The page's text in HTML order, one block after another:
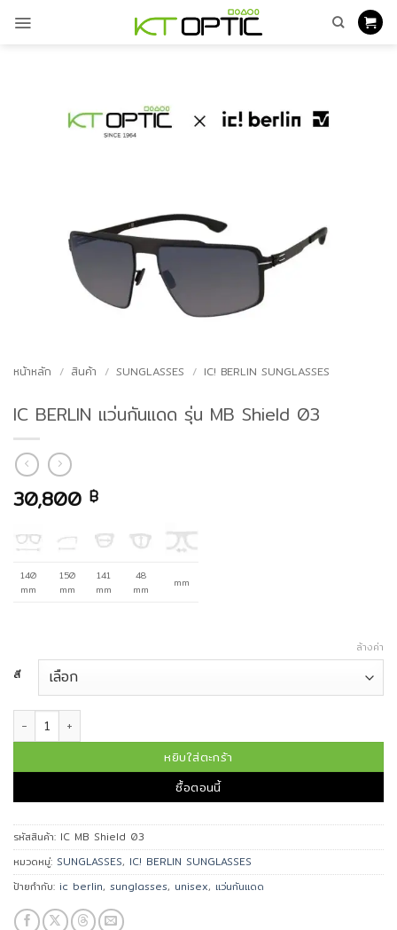
หน้าหลัก / สินค้า / SUNGLASSES / IC! BERLIN SUNGLASSES
IC BERLIN แว่นกันแดด รุ่น MB Shield 03
30,800 ฿
140
mm
150
mm
141
mm
48
mm
mm
สี
ล้างค่า
จำนวน IC BERLIN แว่นกันแดด รุ่น MB Shield 03 ชิ้น
หยิบใส่ตะกร้า
ซื้อตอนนี้
รหัสสินค้า: IC MB Shield 03
หมวดหมู่: SUNGLASSES, IC! BERLIN SUNGLASSES
ป้ายกำกับ: ic berlin, sunglasses, unisex, แว่นกันแดด